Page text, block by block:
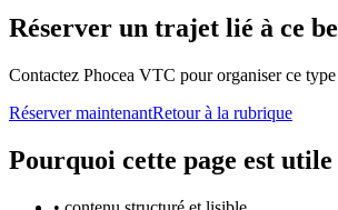
Réserver un trajet lié à ce
Contactez Phocea VTC pour organiser ce
Réserver maintenantRetour à la rubrique
Pourquoi cette page est utile